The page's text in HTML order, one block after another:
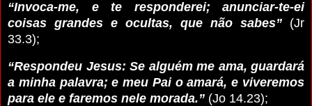
“Invoca-me, e te responderei; anunciar-te-ei
coisas grandes e ocultas, que não sabes” (Jr
33.3);
“Respondeu Jesus: Se alguém me ama, guardará
a minha palavra; e meu Pai o amará, e viveremos
para ele e faremos nele morada.” (Jo 14.23);